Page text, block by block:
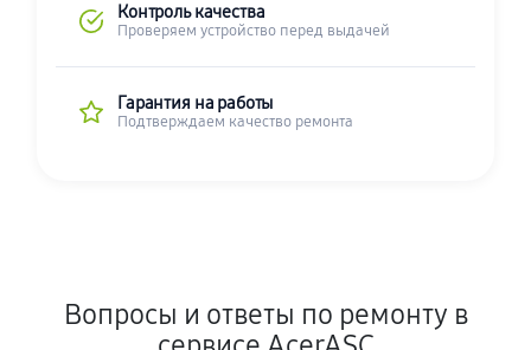
Контроль качества
Проверяем устройство перед выдачей
Гарантия на работы
Подтверждаем качество ремонта
Вопросы и ответы по ремонту в